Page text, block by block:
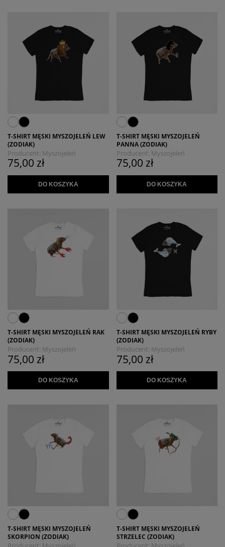
T-SHIRT MĘSKI MYSZOJELEŃ LEW
(ZODIAK)
Producent: Myszojeleń
75,00 zł
DO KOSZYKA
T-SHIRT MĘSKI MYSZOJELEŃ
PANNA (ZODIAK)
Producent: Myszojeleń
75,00 zł
DO KOSZYKA
T-SHIRT MĘSKI MYSZOJELEŃ RAK
(ZODIAK)
Producent: Myszojeleń
75,00 zł
DO KOSZYKA
T-SHIRT MĘSKI MYSZOJELEŃ RYBY
(ZODIAK)
Producent: Myszojeleń
75,00 zł
DO KOSZYKA
T-SHIRT MĘSKI MYSZOJELEŃ
SKORPION (ZODIAK)
T-SHIRT MĘSKI MYSZOJELEŃ
STRZELEC (ZODIAK)